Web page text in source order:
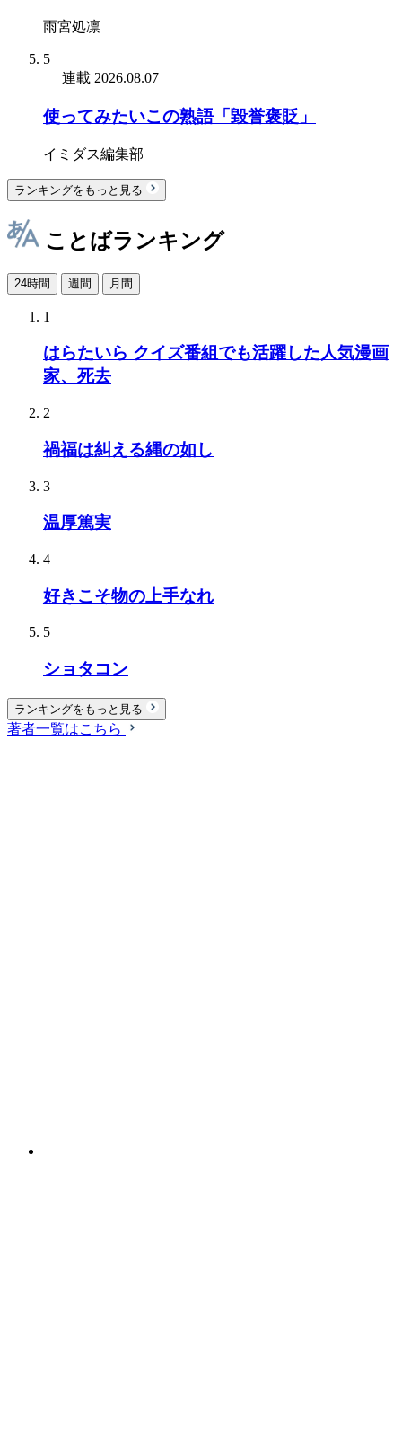
雨宮処凛
5
連載 2026.08.07
使ってみたいこの熟語「毀誉褒貶」
イミダス編集部
ランキングをもっと見る
ことばランキング
24時間 週間 月間
1
はらたいら クイズ番組でも活躍した人気漫画
家、死去
2
禍福は糾える縄の如し
3
温厚篤実
4
好きこそ物の上手なれ
5
ショタコン
ランキングをもっと見る
著者一覧はこちら